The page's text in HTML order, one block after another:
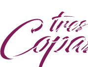
contenido